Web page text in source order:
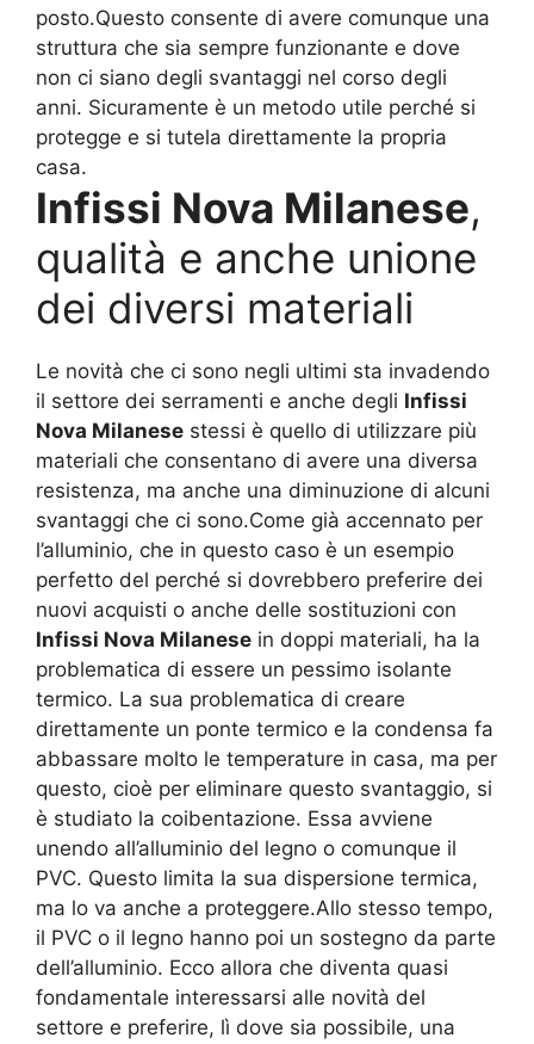
posto.Questo consente di avere comunque una
struttura che sia sempre funzionante e dove
non ci siano degli svantaggi nel corso degli
anni. Sicuramente è un metodo utile perché si
protegge e si tutela direttamente la propria
casa.
Infissi Nova Milanese,
qualità e anche unione
dei diversi materiali
Le novità che ci sono negli ultimi sta invadendo
il settore dei serramenti e anche degli Infissi
Nova Milanese stessi è quello di utilizzare più
materiali che consentano di avere una diversa
resistenza, ma anche una diminuzione di alcuni
svantaggi che ci sono.Come già accennato per
l’alluminio, che in questo caso è un esempio
perfetto del perché si dovrebbero preferire dei
nuovi acquisti o anche delle sostituzioni con
Infissi Nova Milanese in doppi materiali, ha la
problematica di essere un pessimo isolante
termico. La sua problematica di creare
direttamente un ponte termico e la condensa fa
abbassare molto le temperature in casa, ma per
questo, cioè per eliminare questo svantaggio, si
è studiato la coibentazione. Essa avviene
unendo all’alluminio del legno o comunque il
PVC. Questo limita la sua dispersione termica,
ma lo va anche a proteggere.Allo stesso tempo,
il PVC o il legno hanno poi un sostegno da parte
dell’alluminio. Ecco allora che diventa quasi
fondamentale interessarsi alle novità del
settore e preferire, lì dove sia possibile, una